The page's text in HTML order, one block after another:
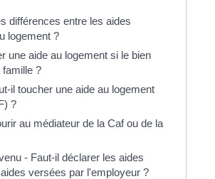
différences entre les aides
logement ?
une aide au logement si le bien
famille ?
il toucher une aide au logement
?
au médiateur de la Caf ou de la
- Faut-il déclarer les aides
versées par l'employeur ?